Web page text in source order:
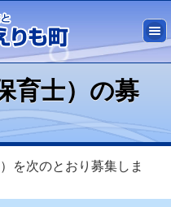
育士）の募
を次のとおり募集しま